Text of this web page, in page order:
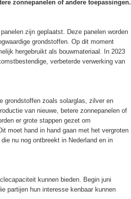
zonnepanelen of andere toepassingen.
zijn geplaatst. Deze panelen worden
grondstoffen. Op dit moment
hergebruikt als bouwmateriaal. In 2023
verbeterde verwerking van
grondstoffen zoals solarglas, zilver en
van nieuwe, betere zonnepanelen of
er grote stappen gezet om
moet hand in hand gaan met het vergroten
nu nog ontbreekt in Nederland en in
kunnen bieden. Begin juni
partijen hun interesse kenbaar kunnen